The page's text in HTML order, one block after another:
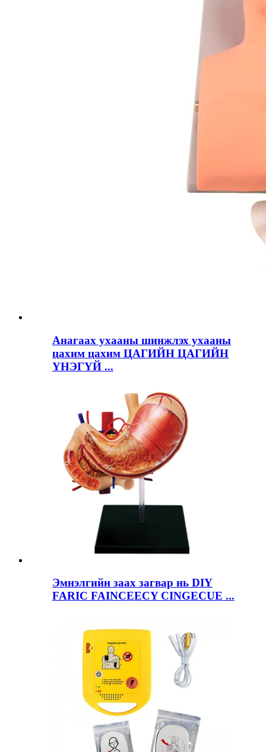
Анагаах ухааны шинжлэх ухааны
цахим цахим ЦАГИЙН ЦАГИЙН
ҮНЭГҮЙ ...
Эмнэлгийн заах загвар нь DIY
FARIC FAINCEECY CINGECUE ...